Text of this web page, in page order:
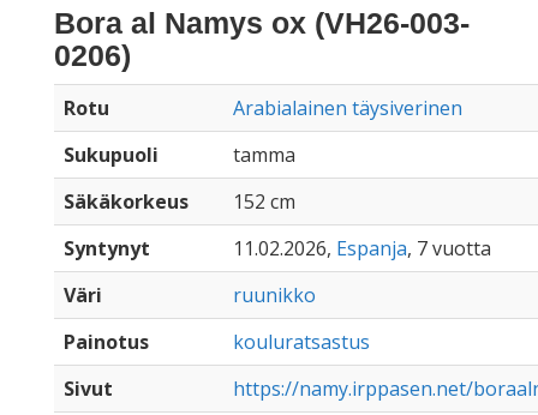
Bora al Namys ox (VH26-003-
0206)
Rotu
Arabialainen täysiverinen
Sukupuoli
tamma
Säkäkorkeus
152 cm
Syntynyt
11.02.2026, Espanja, 7 vuotta
Väri
ruunikko
Painotus
kouluratsastus
Sivut
https://namy.irppasen.net/